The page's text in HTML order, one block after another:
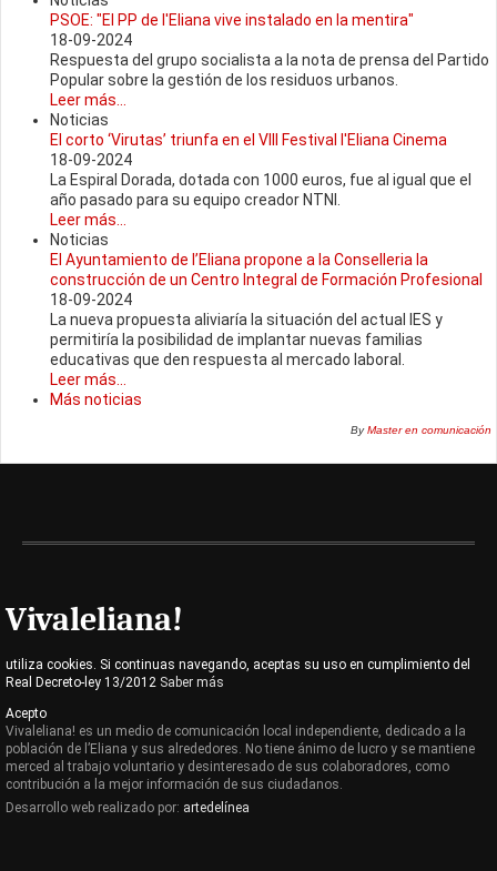
PSOE: "El PP de l'Eliana vive instalado en la mentira"
18-09-2024
Respuesta del grupo socialista a la nota de prensa del Partido
Popular sobre la gestión de los residuos urbanos.
Leer más...
Noticias
El corto ‘Virutas’ triunfa en el VIII Festival l'Eliana Cinema
18-09-2024
La Espiral Dorada, dotada con 1000 euros, fue al igual que el
año pasado para su equipo creador NTNI.
Leer más...
Noticias
El Ayuntamiento de l’Eliana propone a la Conselleria la
construcción de un Centro Integral de Formación Profesional
18-09-2024
La nueva propuesta aliviaría la situación del actual IES y
permitiría la posibilidad de implantar nuevas familias
educativas que den respuesta al mercado laboral.
Leer más...
Más noticias
ByMaster en comunicación
Vivaleliana!
utiliza cookies. Si continuas navegando, aceptas su uso en cumplimiento del
Real Decreto-ley 13/2012 Saber más
Acepto
Vivaleliana! es un medio de comunicación local independiente, dedicado a la
población de l’Eliana y sus alrededores. No tiene ánimo de lucro y se mantiene
merced al trabajo voluntario y desinteresado de sus colaboradores, como
contribución a la mejor información de sus ciudadanos.
Desarrollo web realizado por: artedelínea